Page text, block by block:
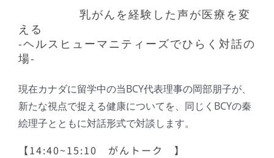
乳がんを経験した声が医療を変
える
-ヘルスヒューマニティーズでひらく対話の
場-
現在カナダに留学中の当BCY代表理事の岡部朋子が、
新たな視点で捉える健康についてを、同じくBCYの秦
絵理子とともに対話形式で対談します。
【14:40~15:10 がんトーク 】